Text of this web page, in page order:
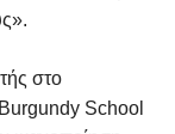
στο
School